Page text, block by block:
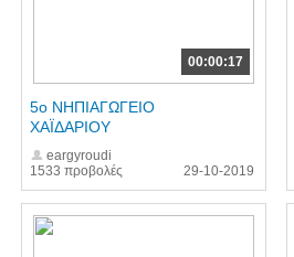
00:00:17
1533 προβολές
5ο ΝΗΠΙΑΓΩΓΕΙΟ
ΧΑΪΔΑΡΙΟΥ
eargyroudi
29-10-2019